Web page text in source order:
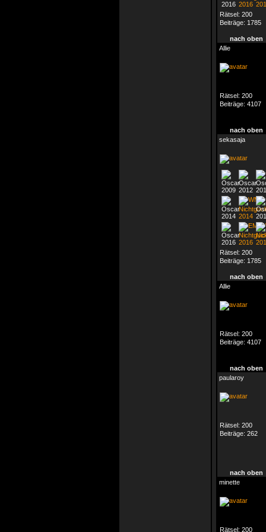
Rätsel: 200
Beiträge: 1785
nach oben
Allie
Rätsel: 200
Beiträge: 4107
nach oben
sekasaja
Rätsel: 200
Beiträge: 1785
nach oben
Allie
Rätsel: 200
Beiträge: 4107
nach oben
paularoy
Rätsel: 200
Beiträge: 262
nach oben
minette
Rätsel: 200